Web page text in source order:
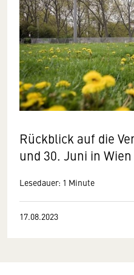
Rückblick auf die
und 30. Juni in Wien
Lesedauer: 1 Minute
17.08.2023